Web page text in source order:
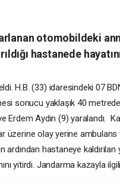
otomobildeki
hastanede
H.B. (33) idaresindeki 07
sonucu yaklaşık 40
Erdem Aydın (9) yaralandı.
üzerine olay yerine
hastaneye kaldırılan
yitirdi. Jandarma kazayla